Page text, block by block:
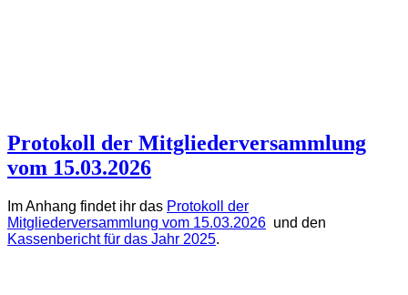
Protokoll der Mitgliederversammlung
vom 15.03.2026
Im Anhang findet ihr das Protokoll der
Mitgliederversammlung vom 15.03.2026 und den
Kassenbericht für das Jahr 2025.